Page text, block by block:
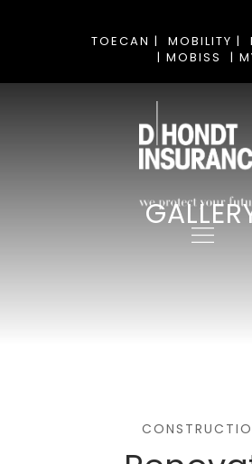
MOBILITY |
TOECAN |
|
| MOBISS